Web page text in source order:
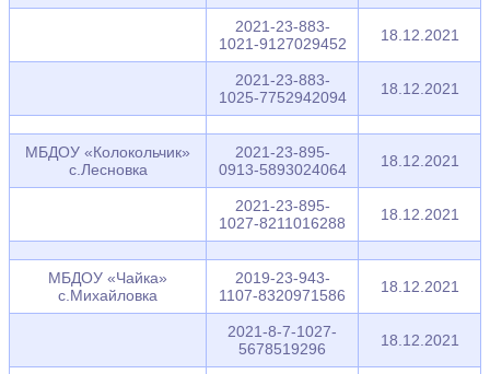
2021-23-883-
1021-9127029452
18.12.2021
2021-23-883-
1025-7752942094
18.12.2021
МБДОУ «Колокольчик»
с.Лесновка
2021-23-895-
0913-5893024064
18.12.2021
2021-23-895-
1027-8211016288
18.12.2021
МБДОУ «Чайка»
с.Михайловка
2019-23-943-
1107-8320971586
18.12.2021
2021-8-7-1027-
5678519296
18.12.2021